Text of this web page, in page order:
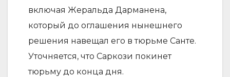
включая Жеральда Дарманена,
который до оглашения нынешнего
решения навещал его в тюрьме Санте.
Уточняется, что Саркози покинет
тюрьму до конца дня.